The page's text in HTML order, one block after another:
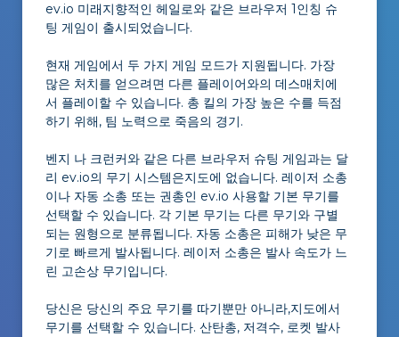
ev.io 미래지향적인 헤일로와 같은 브라우저 1인칭 슈
팅 게임이 출시되었습니다.
현재 게임에서 두 가지 게임 모드가 지원됩니다. 가장
많은 처치를 얻으려면 다른 플레이어와의 데스매치에
서 플레이할 수 있습니다. 총 킬의 가장 높은 수를 득점
하기 위해, 팀 노력으로 죽음의 경기.
벤지 나 크런커와 같은 다른 브라우저 슈팅 게임과는 달
리 ev.io의 무기 시스템은지도에 없습니다. 레이저 소총
이나 자동 소총 또는 권총인 ev.io 사용할 기본 무기를
선택할 수 있습니다. 각 기본 무기는 다른 무기와 구별
되는 원형으로 분류됩니다. 자동 소총은 피해가 낮은 무
기로 빠르게 발사됩니다. 레이저 소총은 발사 속도가 느
린 고손상 무기입니다.
당신은 당신의 주요 무기를 따기뿐만 아니라,지도에서
무기를 선택할 수 있습니다. 산탄총, 저격수, 로켓 발사